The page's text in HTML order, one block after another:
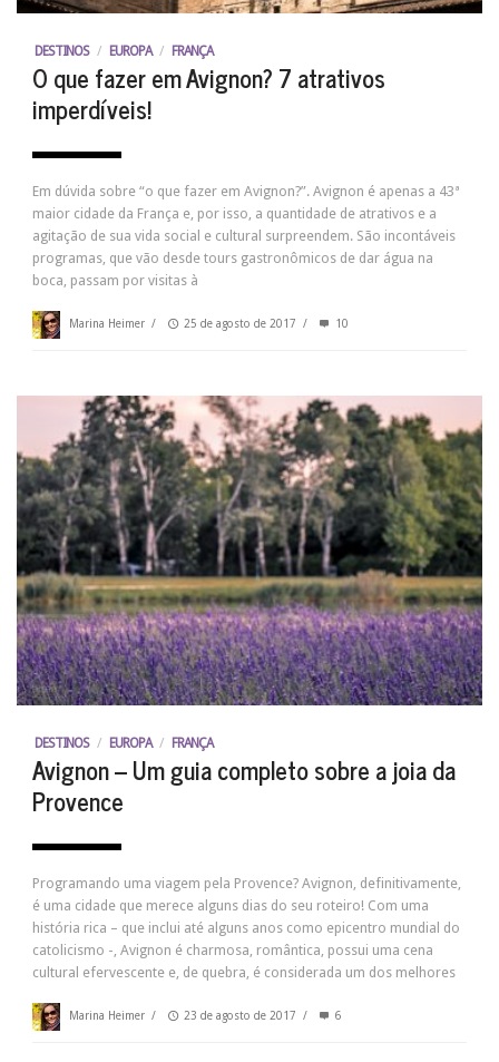
DESTINOS / EUROPA / FRANÇA
O que fazer em Avignon? 7 atrativos
imperdíveis!
Em dúvida sobre “o que fazer em Avignon?”. Avignon é apenas a 43ª
maior cidade da França e, por isso, a quantidade de atrativos e a
agitação de sua vida social e cultural surpreendem. São incontáveis
programas, que vão desde tours gastronômicos de dar água na
boca, passam por visitas à
Marina Heimer / 25 de agosto de 2017 / 10
DESTINOS / EUROPA / FRANÇA
Avignon – Um guia completo sobre a joia da
Provence
Programando uma viagem pela Provence? Avignon, definitivamente,
é uma cidade que merece alguns dias do seu roteiro! Com uma
história rica – que inclui até alguns anos como epicentro mundial do
catolicismo -, Avignon é charmosa, romântica, possui uma cena
cultural efervescente e, de quebra, é considerada um dos melhores
Marina Heimer / 23 de agosto de 2017 / 6